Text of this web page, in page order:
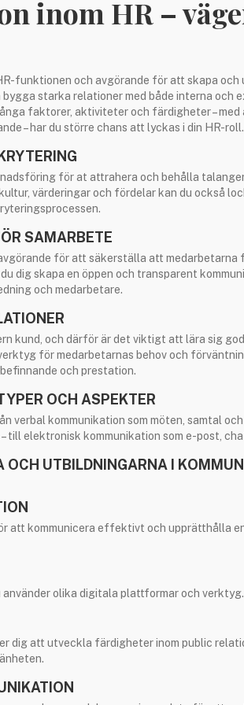
inom HR –
funktionen och avgörande för att skapa
starka relationer med både interna och
faktorer, aktiviteter och färdigheter –
– har du större chans att lyckas i din HR-roll.
för at attrahera och behålla
värderingar och fördelar kan du också
SAMARBETE
för att säkerställa att
dig skapa en öppen och transparent
och medarbetare.
kund, och därför är det viktigt att lära sig
för medarbetarnas behov och
och prestation.
OCH ASPEKTER
verbal kommunikation som möten, samtal
till elektronisk kommunikation som e-post,
OCH UTBILDNINGARNA I
att kommunicera effektivt och upprätthålla
använder olika digitala plattformar och verktyg.
dig att utveckla färdigheter inom public